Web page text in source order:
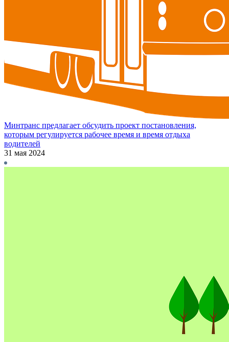
Минтранс предлагает обсудить проект постановления,
которым регулируется рабочее время и время отдыха
водителей
31 мая 2024